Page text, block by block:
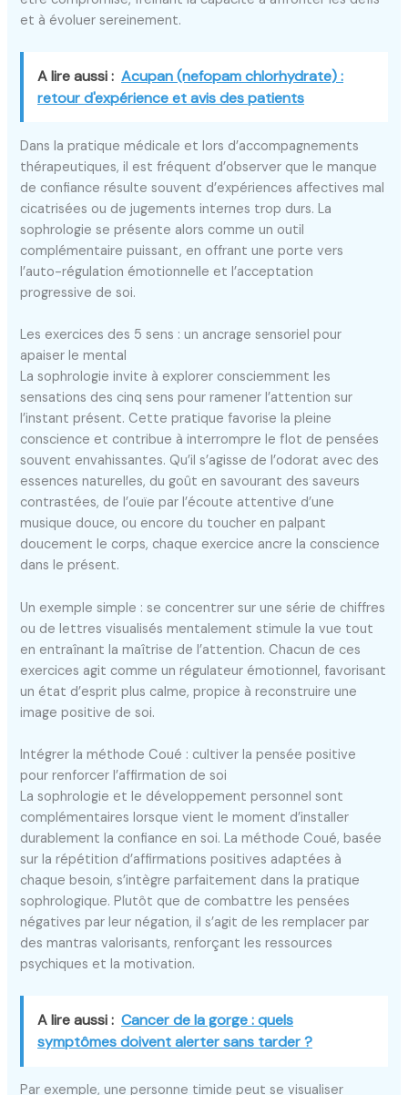
et à évoluer sereinement.
A lire aussi : Acupan (nefopam chlorhydrate) :
retour d'expérience et avis des patients
Dans la pratique médicale et lors d’accompagnements
thérapeutiques, il est fréquent d’observer que le manque
de confiance résulte souvent d’expériences affectives mal
cicatrisées ou de jugements internes trop durs. La
sophrologie se présente alors comme un outil
complémentaire puissant, en offrant une porte vers
l’auto-régulation émotionnelle et l’acceptation
progressive de soi.
Les exercices des 5 sens : un ancrage sensoriel pour
apaiser le mental
La sophrologie invite à explorer consciemment les
sensations des cinq sens pour ramener l’attention sur
l’instant présent. Cette pratique favorise la pleine
conscience et contribue à interrompre le flot de pensées
souvent envahissantes. Qu’il s’agisse de l’odorat avec des
essences naturelles, du goût en savourant des saveurs
contrastées, de l’ouïe par l’écoute attentive d’une
musique douce, ou encore du toucher en palpant
doucement le corps, chaque exercice ancre la conscience
dans le présent.
Un exemple simple : se concentrer sur une série de chiffres
ou de lettres visualisés mentalement stimule la vue tout
en entraînant la maîtrise de l’attention. Chacun de ces
exercices agit comme un régulateur émotionnel, favorisant
un état d’esprit plus calme, propice à reconstruire une
image positive de soi.
Intégrer la méthode Coué : cultiver la pensée positive
pour renforcer l’affirmation de soi
La sophrologie et le développement personnel sont
complémentaires lorsque vient le moment d’installer
durablement la confiance en soi. La méthode Coué, basée
sur la répétition d’affirmations positives adaptées à
chaque besoin, s’intègre parfaitement dans la pratique
sophrologique. Plutôt que de combattre les pensées
négatives par leur négation, il s’agit de les remplacer par
des mantras valorisants, renforçant les ressources
psychiques et la motivation.
A lire aussi : Cancer de la gorge : quels
symptômes doivent alerter sans tarder ?
Par exemple, une personne timide peut se visualiser